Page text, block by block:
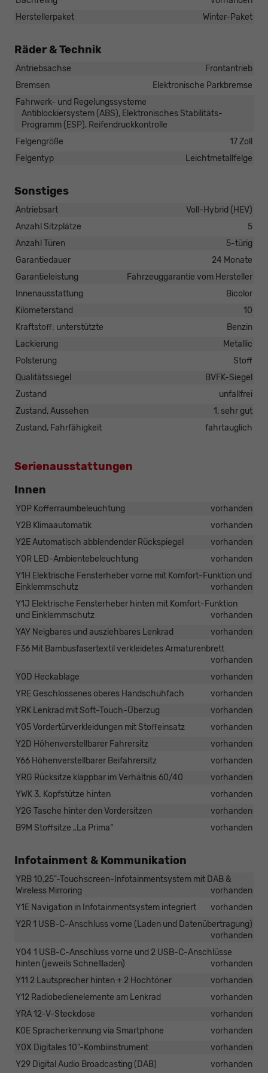
Herstellerpaket
Winter-Paket
Räder & Technik
Antriebsachse
Frontantrieb
Bremsen
Elektronische Parkbremse
Fahrwerk- und Regelungssysteme
Antiblockiersystem (ABS), Elektronisches Stabilitäts-
Programm (ESP), Reifendruckkontrolle
Felgengröße
17 Zoll
Felgentyp
Leichtmetallfelge
Sonstiges
Antriebsart
Voll-Hybrid (HEV)
Anzahl Sitzplätze
5
Anzahl Türen
5-türig
Garantiedauer
24 Monate
Garantieleistung
Fahrzeuggarantie vom Hersteller
Innenausstattung
Bicolor
Kilometerstand
10
Kraftstoff: unterstützte
Benzin
Lackierung
Metallic
Polsterung
Stoff
Qualitätssiegel
BVFK-Siegel
Zustand
unfallfrei
Zustand, Aussehen
1, sehr gut
Zustand, Fahrfähigkeit
fahrtauglich
Serienausstattungen
Innen
Y0P Kofferraumbeleuchtung
vorhanden
Y2B Klimaautomatik
vorhanden
Y2E Automatisch abblendender Rückspiegel
vorhanden
Y0R LED-Ambientebeleuchtung
vorhanden
Y1H Elektrische Fensterheber vorne mit Komfort-Funktion und
Einklemmschutz
vorhanden
Y1J Elektrische Fensterheber hinten mit Komfort-Funktion
und Einklemmschutz
vorhanden
YAY Neigbares und ausziehbares Lenkrad
vorhanden
F36 Mit Bambusfasertextil verkleidetes Armaturenbrett
vorhanden
Y0D Heckablage
vorhanden
YRE Geschlossenes oberes Handschuhfach
vorhanden
YRK Lenkrad mit Soft-Touch-Überzug
vorhanden
Y05 Vordertürverkleidungen mit Stoffeinsatz
vorhanden
Y2D Höhenverstellbarer Fahrersitz
vorhanden
Y66 Höhenverstellbarer Beifahrersitz
vorhanden
YRG Rücksitze klappbar im Verhältnis 60/40
vorhanden
YWK 3. Kopfstütze hinten
vorhanden
Y2G Tasche hinter den Vordersitzen
vorhanden
B9M Stoffsitze „La Prima“
vorhanden
Infotainment & Kommunikation
YRB 10,25"-Touchscreen-Infotainmentsystem mit DAB &
Wireless Mirroring
vorhanden
Y1E Navigation in Infotainmentsystem integriert
vorhanden
Y2R 1 USB-C-Anschluss vorne (Laden und Datenübertragung)
vorhanden
Y04 1 USB-C-Anschluss vorne und 2 USB-C-Anschlüsse
hinten (jeweils Schnellladen)
vorhanden
Y11 2 Lautsprecher hinten + 2 Hochtöner
vorhanden
Y12 Radiobedienelemente am Lenkrad
vorhanden
YRA 12-V-Steckdose
vorhanden
K0E Spracherkennung via Smartphone
vorhanden
Y0X Digitales 10"-Kombiinstrument
vorhanden
Y29 Digital Audio Broadcasting (DAB)
vorhanden